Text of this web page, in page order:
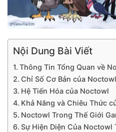
Nội Dung Bài Viết
Thông Tin Tổng Quan về
Chỉ Số Cơ Bản của Noctowl
Hệ Tiến Hóa của Noctowl
Khả Năng và Chiêu Thức
Noctowl Trong Thế Giới
Sự Hiện Diện Của Noctowl